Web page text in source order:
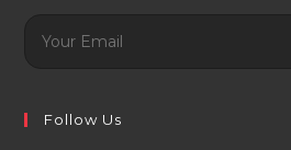
Follow Us